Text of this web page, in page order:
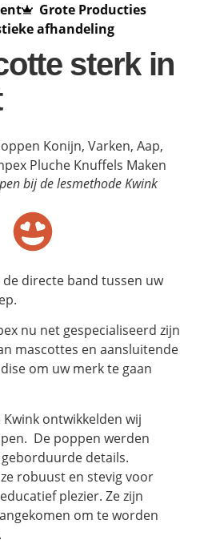
Grote Producties
afhandeling
sterk in
bij de lesmethode Kwink
directe band tussen uw
nu net gespecialiseerd zijn
mascottes en aansluitende
om uw merk te gaan
ontwikkelden wij
De poppen werden
details.
robuust en stevig voor
plezier. Ze zijn
om te worden